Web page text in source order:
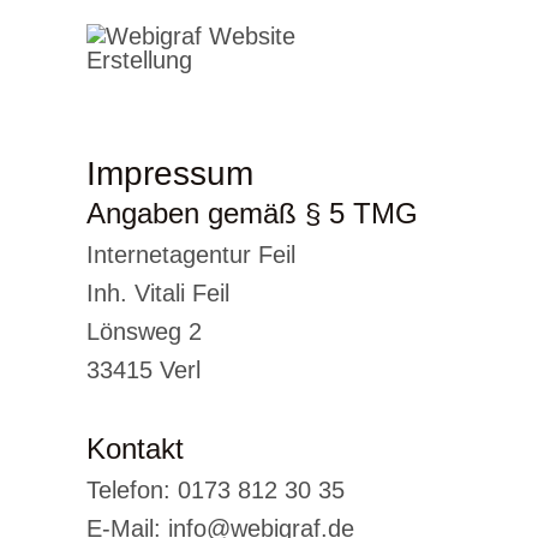
Перейти
Impressum
Angaben gemäß § 5 TMG
Internetagentur Feil
Inh. Vitali Feil
Lönsweg 2
33415 Verl
Kontakt
Telefon: 0173 812 30 35
E-Mail: info@webigraf.de